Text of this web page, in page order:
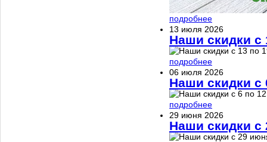
подробнее
13 июля 2026
Наши скидки с
подробнее
06 июля 2026
Наши скидки с
подробнее
29 июня 2026
Наши скидки